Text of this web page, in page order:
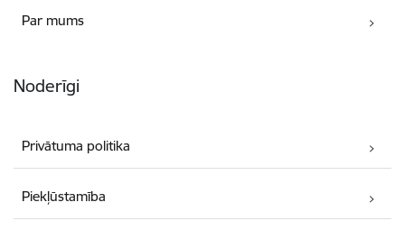
Par mums
Noderīgi
Privātuma politika
Piekļūstamība